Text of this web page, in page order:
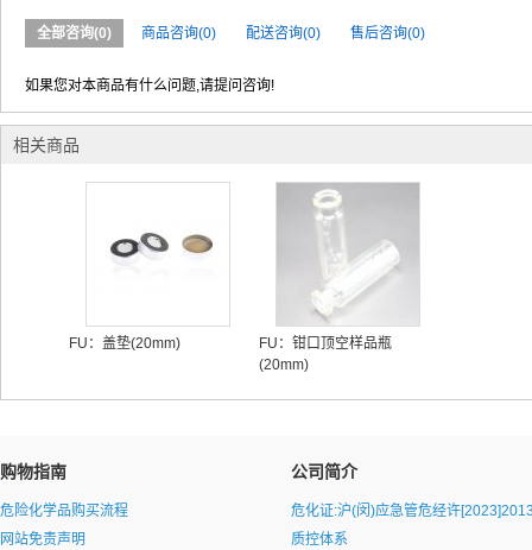
全部咨询(0) 商品咨询(0) 配送咨询(0) 售后咨询(0)
如果您对本商品有什么问题,请提问咨询!
相关商品
FU：盖垫(20mm)
FU：钳口顶空样品瓶
(20mm)
购物指南
危险化学品购买流程
网站免责声明
公司简介
危化证:沪(闵)应急管危经许
质控体系